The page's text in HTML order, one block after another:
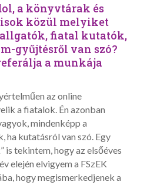
a könyvtárak és
közül melyiket
fiatal kutatók,
gyűjtésről van szó?
a munkája
az online
a fiatalok. Én azonban
mindenképp a
ha kutatásról van szó. Egy
is tekintem, hogy az elsőéves
elején elvigyem a FSzEK
hogy megismerkedjenek a